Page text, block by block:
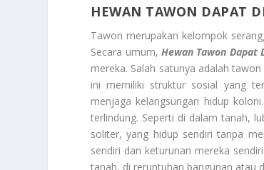
HEWAN TAWON DAPAT
Tawon merupakan kelompok
Secara umum, Hewan Tawon Dapat
mereka. Salah satunya adalah
ini memiliki struktur sosial yang
menjaga kelangsungan hidup
terlindung. Seperti di dalam tanah,
soliter, yang hidup sendiri tanpa
sendiri dan keturunan mereka
tanah, di reruntuhan bangunan atau